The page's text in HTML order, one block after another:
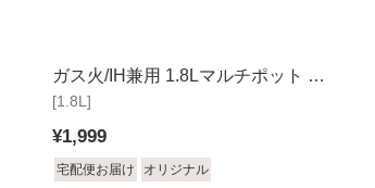
[1.8L]
ガス火/IH兼用 1.8Lマルチポット ポ
ワレ2
¥1,999
宅配便お届け オリジナル